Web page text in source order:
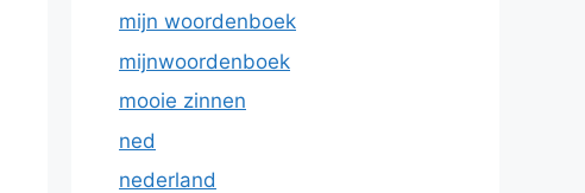
mijn woordenboek
mijnwoordenboek
mooie zinnen
ned
nederland